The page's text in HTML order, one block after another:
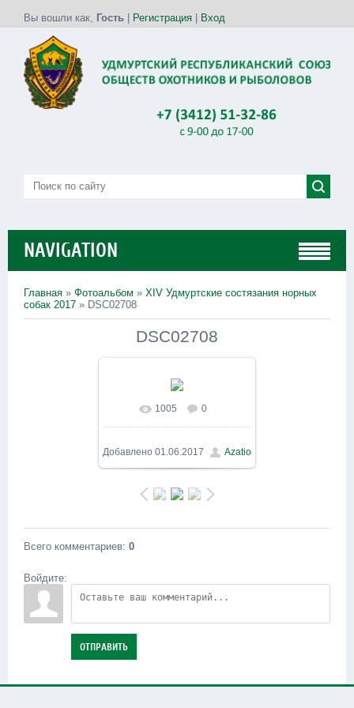
Вы вошли как, Гость Регистрация Вход
NAVIGATION
Главная » Фотоальбом » XIV Удмуртские состязания норных
собак 2017 » DSC02708
DSC02708
В реальном размере
1200x900/ 219.2Kb
1005 0
Добавлено 01.06.2017 Azatio
Всего комментариев: 0
Войдите:
ОТПРАВИТЬ